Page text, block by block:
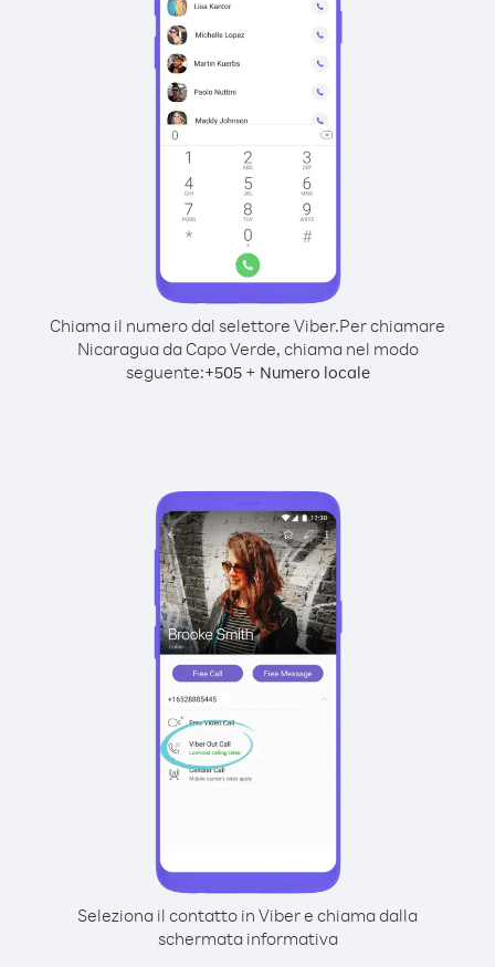
Chiama il numero dal selettore Viber.Per chiamare
Nicaragua da Capo Verde, chiama nel modo
seguente:+505+ Numero locale
Seleziona il contatto in Viber e chiama dalla
schermata informativa